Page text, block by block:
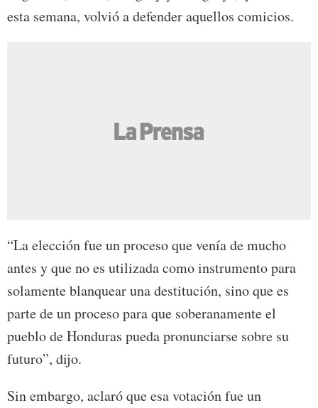
esta semana, volvió a defender aquellos comicios.
“La elección fue un proceso que venía de mucho
antes y que no es utilizada como instrumento para
solamente blanquear una destitución, sino que es
parte de un proceso para que soberanamente el
pueblo de Honduras pueda pronunciarse sobre su
futuro”, dijo.
Sin embargo, aclaró que esa votación fue un